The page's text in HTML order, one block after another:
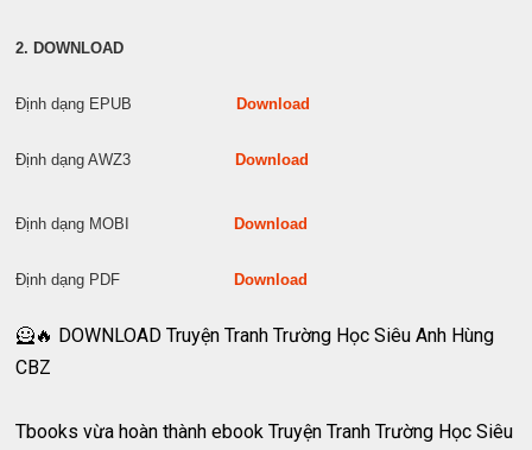
2. DOWNLOAD
Định dạng EPUBDownload
Định dạng AWZ3Download
Định dạng MOBIDownload
Định dạng PDFDownload
🦸‍🔥 DOWNLOAD Truyện Tranh Trường Học Siêu Anh Hùng
CBZ
Tbooks vừa hoàn thành ebook Truyện Tranh Trường Học Siêu